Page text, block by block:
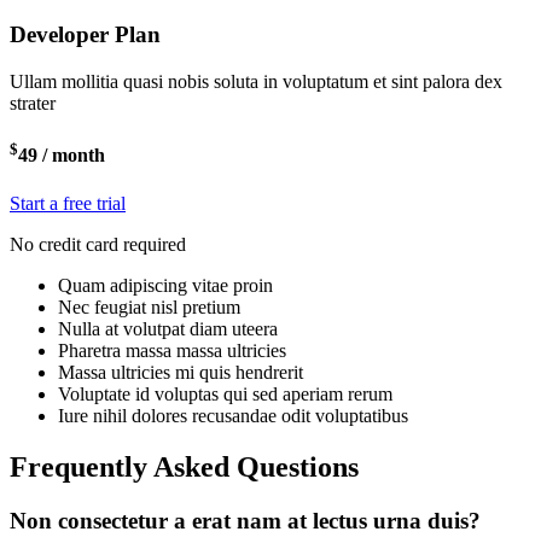
Developer Plan
Ullam mollitia quasi nobis soluta in voluptatum et sint palora dex
strater
$49 / month
Start a free trial
No credit card required
Quam adipiscing vitae proin
Nec feugiat nisl pretium
Nulla at volutpat diam uteera
Pharetra massa massa ultricies
Massa ultricies mi quis hendrerit
Voluptate id voluptas qui sed aperiam rerum
Iure nihil dolores recusandae odit voluptatibus
Frequently Asked Questions
Non consectetur a erat nam at lectus urna duis?